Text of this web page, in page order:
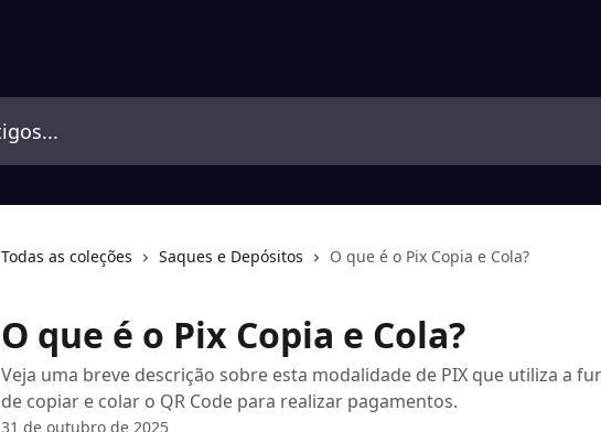
Todas as coleções Saques e Depósitos O que é o Pix Copia e Cola?
O que é o Pix Copia e Cola?
Veja uma breve descrição sobre esta modalidade de PIX que utiliza a
de copiar e colar o QR Code para realizar pagamentos.
31 de outubro de 2025